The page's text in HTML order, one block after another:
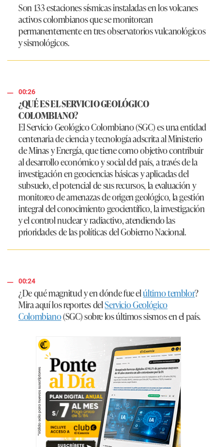
Son 133 estaciones sísmicas instaladas en los volcanes
activos colombianos que se monitorean
permanentemente en tres observatorios vulcanológicos
y sismológicos.
00:26
¿QUÉ ES EL SERVICIO GEOLÓGICO
COLOMBIANO?
El Servicio Geológico Colombiano (SGC) es una entidad
centenaria de ciencia y tecnología adscrita al Ministerio
de Minas y Energía, que tiene como objetivo contribuir
al desarrollo económico y social del país, a través de la
investigación en geociencias básicas y aplicadas del
subsuelo, el potencial de sus recursos, la evaluación y
monitoreo de amenazas de origen geológico, la gestión
integral del conocimiento geocientífico, la investigación
y el control nuclear y radiactivo, atendiendo las
prioridades de las políticas del Gobierno Nacional.
00:24
¿De qué magnitud y en dónde fue elúltimo temblor?
Mira aquí los reportes delServicio Geológico
Colombiano(SGC) sobre los últimos sismos en el país.